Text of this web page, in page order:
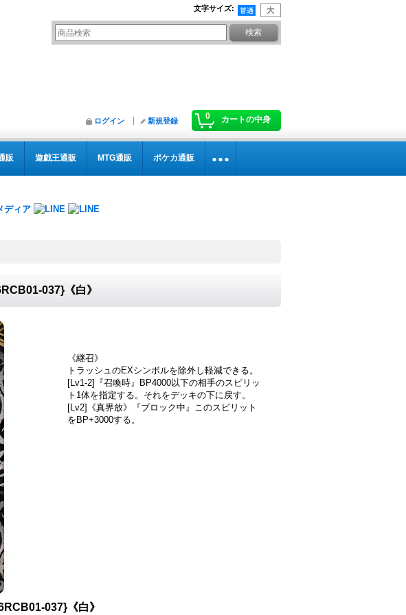
文字サイズ:
0 カートの中身
ログイン 新規登録
販 遊戯王通販 MTG通販 ポケカ通販
037}《白》
《継召》
トラッシュのEXシンボルを除外し軽減できる。
[Lv1-2]『召喚時』BP4000以下の相手のスピリッ
ト1体を指定する。それをデッキの下に戻す。
[Lv2]《真界放》『ブロック中』このスピリット
をBP+3000する。
037}《白》